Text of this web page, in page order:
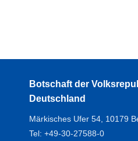
Botschaft der
Deutschland
Märkisches Ufer 54, 10179
Tel: +49-30-27588-0